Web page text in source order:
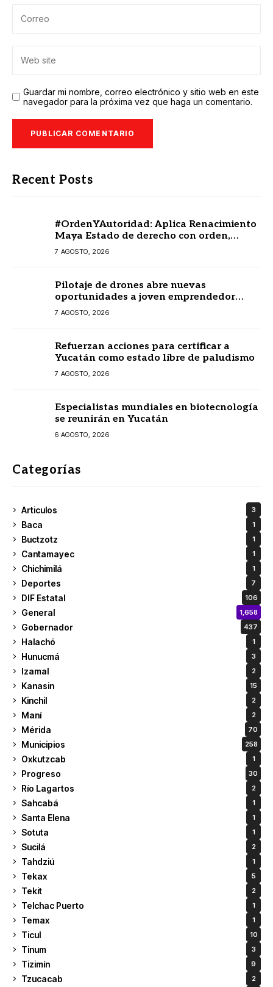
Guardar mi nombre, correo electrónico y sitio web en este
navegador para la próxima vez que haga un comentario.
Recent Posts
#OrdenYAutoridad: Aplica Renacimiento
Maya Estado de derecho con orden,
coordinación y saldo blanco
7 AGOSTO, 2026
Pilotaje de drones abre nuevas
oportunidades a joven emprendedor
yucateco
7 AGOSTO, 2026
Refuerzan acciones para certificar a
Yucatán como estado libre de paludismo
7 AGOSTO, 2026
Especialistas mundiales en biotecnología
se reunirán en Yucatán
6 AGOSTO, 2026
Categorías
Articulos 3
Baca 1
Buctzotz 1
Cantamayec 1
Chichimilá 1
Deportes 7
DIF Estatal 106
General 1,658
Gobernador 437
Halachó 1
Hunucmá 3
Izamal 2
Kanasin 15
Kinchil 2
Maní 2
Mérida 70
Municipios 258
Oxkutzcab 1
Progreso 30
Río Lagartos 2
Sahcabá 1
Santa Elena 1
Sotuta 1
Sucilá 2
Tahdziú 1
Tekax 5
Tekit 2
Telchac Puerto 1
Temax 1
Ticul 10
Tinum 3
Tizimín 9
Tzucacab 2